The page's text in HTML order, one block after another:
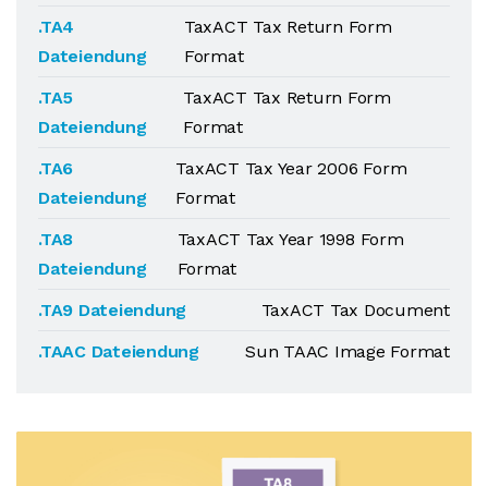
.TA4
Dateiendung
TaxACT Tax Return Form
Format
.TA5
Dateiendung
TaxACT Tax Return Form
Format
.TA6
Dateiendung
TaxACT Tax Year 2006 Form
Format
.TA8
Dateiendung
TaxACT Tax Year 1998 Form
Format
.TA9 Dateiendung
TaxACT Tax Document
.TAAC Dateiendung
Sun TAAC Image Format